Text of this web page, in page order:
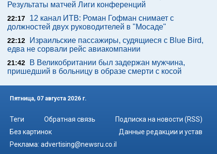
Результаты матчей Лиги конференций
22:17
12 канал ИТВ: Роман Гофман снимает с
должностей двух руководителей в "Мосаде"
22:12
Израильские пассажиры, судящиеся с Blue Bird,
едва не сорвали рейс авиакомпании
21:42
В Великобритании был задержан мужчина,
пришедший в больницу в образе смерти с косой
Пятница, 07 августа 2026 г.
Теги Обратная связь
Подписка на новости (RSS)
Без картинок
Данные редакции и устав
Реклама: advertising@newsru.co.il